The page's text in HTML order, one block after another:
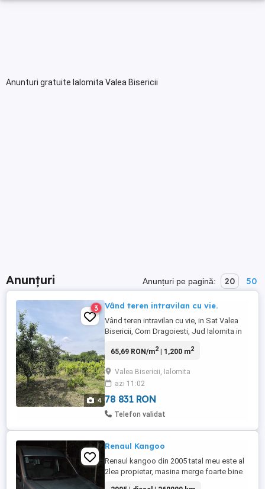
Anunturi gratuite Ialomita Valea Bisericii
Anunțuri Anunțuri pe pagină: 20 50
4
3 Vând teren intravilan cu vie.
Vând teren intravilan cu vie, in Sat Valea
Bisericii, Com Dragoiesti, Jud Ialomita in
(Valea Bisericii). Terenul se afla la 45 km
65,69 RON/m2| 1,200 m2
Valea Bisericii, Ialomita
azi 11:02
78 831 RON
Telefon validat
Renaul Kangoo
Renaul kangoo din 2005 tatal meu este al
2lea propietar, masina merge foarte bine